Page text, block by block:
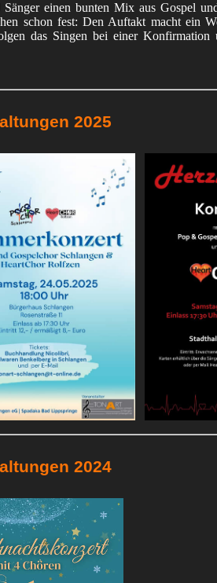
einen bunten Mix aus Gospel
schon fest: Den Auftakt macht ein
das Singen bei einer Konfirmation
2025
2024